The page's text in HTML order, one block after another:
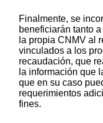
Finalmente, se
beneficiarán tanto
la propia CNMV al
vinculados a los
recaudación, que
la información que
que en su caso
requerimientos
fines.